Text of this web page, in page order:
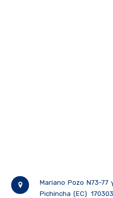
Mariano Pozo N73-77
Pichincha (EC)
170303